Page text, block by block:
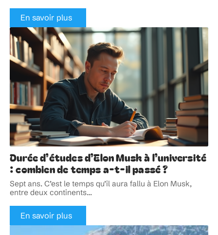
En savoir plus
Durée d’études d’Elon Musk à l’université
: combien de temps a-t-il passé ?
Sept ans. C’est le temps qu’il aura fallu à Elon Musk,
entre deux continents…
En savoir plus